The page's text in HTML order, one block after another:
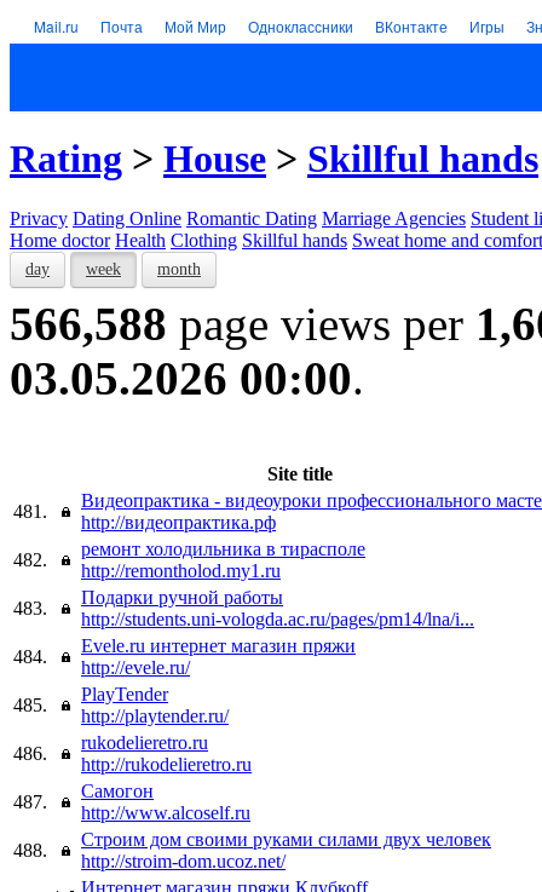
Mail.ru Почта Мой Мир Одноклассники ВКонтакте Игры
Rating > House > Skillful hands
Privacy Dating Online Romantic Dating Marriage Agencies Student
Home doctor Health Clothing Skillful hands Sweat home and comfort
day week month
566,588 page views per
03.05.2026 00:00.
Site title
481.
Видеопрактика - видеоуроки профессионального
http://видеопрактика.рф
482.
ремонт холодильника в тирасполе
http://remontholod.my1.ru
483.
Подарки ручной работы
http://students.uni-vologda.ac.ru/pages/pm14/lna/i...
484.
Evele.ru интернет магазин пряжи
http://evele.ru/
485.
PlayTender
http://playtender.ru/
486.
rukodelieretro.ru
http://rukodelieretro.ru
487.
Самогон
http://www.alcoself.ru
488.
Строим дом своими руками силами двух человек
http://stroim-dom.ucoz.net/
Интернет магазин пряжи Клубкоff